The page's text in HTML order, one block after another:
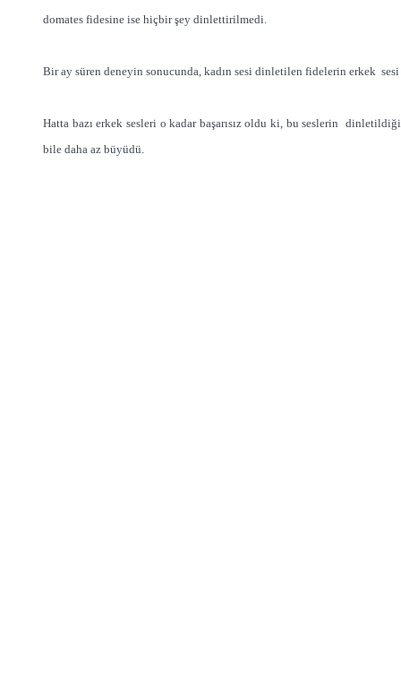
domates fidesine ise hiçbir şey dinlettirilmedi.
Bir ay süren deneyin sonucunda, kadın sesi dinletilen fidelerin erkek
Hatta bazı erkek sesleri o kadar başarısız oldu ki, bu seslerin
bile daha az büyüdü.